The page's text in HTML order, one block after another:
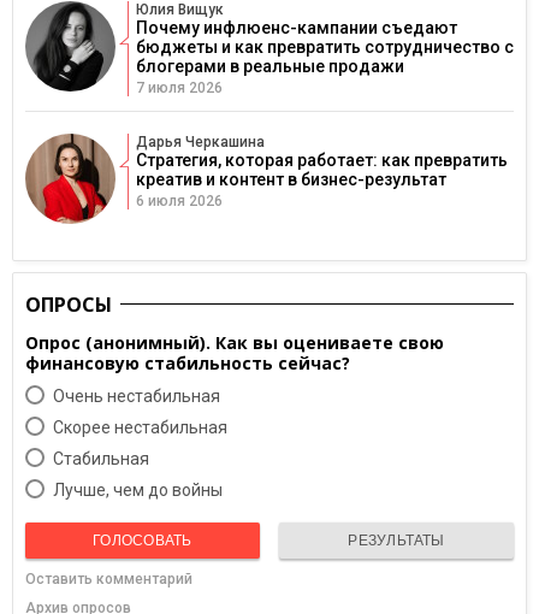
Юлия Вищук
Почему инфлюенс-кампании съедают
бюджеты и как превратить сотрудничество с
блогерами в реальные продажи
7 июля 2026
Дарья Черкашина
Стратегия, которая работает: как превратить
креатив и контент в бизнес-результат
6 июля 2026
ОПРОСЫ
Опрос (анонимный). Как вы оцениваете свою
финансовую стабильность сейчас?
Очень нестабильная
Скорее нестабильная
Cтабильная
Лучше, чем до войны
ГОЛОСОВАТЬ РЕЗУЛЬТАТЫ
Оставить комментарий
Архив опросов